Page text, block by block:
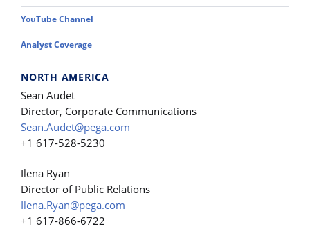
YouTube Channel
Analyst Coverage
NORTH AMERICA
Sean Audet
Director, Corporate Communications
Sean.Audet@pega.com
+1 617-528-5230
Ilena Ryan
Director of Public Relations
Ilena.Ryan@pega.com
+1 617-866-6722